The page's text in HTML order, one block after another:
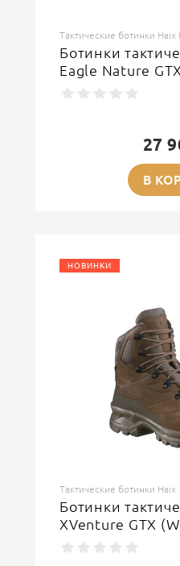
Тактические ботинки Haix
Ботинки
Eagle Nature
27
В
НОВИНКИ
Тактические ботинки Haix
Ботинки
XVenture GTX